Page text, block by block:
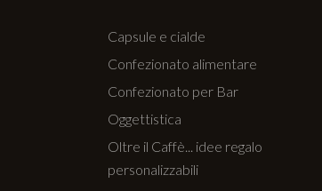
Capsule e cialde
Confezionato alimentare
Confezionato per Bar
Oggettistica
Oltre il Caffè... idee regalo
personalizzabili